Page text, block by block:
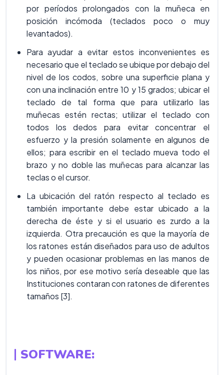
por períodos prolongados con la muñeca en
posición incómoda (teclados poco o muy
levantados).
Para ayudar a evitar estos inconvenientes es
necesario que el teclado se ubique por debajo del
nivel de los codos, sobre una superficie plana y
con una inclinación entre 10 y 15 grados; ubicar el
teclado de tal forma que para utilizarlo las
muñecas estén rectas; utilizar el teclado con
todos los dedos para evitar concentrar el
esfuerzo y la presión solamente en algunos de
ellos; para escribir en el teclado mueva todo el
brazo y no doble las muñecas para alcanzar las
teclas o el cursor.
La ubicación del ratón respecto al teclado es
también importante debe estar ubicado a la
derecha de éste y si el usuario es zurdo a la
izquierda. Otra precaución es que la mayoría de
los ratones están diseñados para uso de adultos
y pueden ocasionar problemas en las manos de
los niños, por ese motivo sería deseable que las
Instituciones contaran con ratones de diferentes
tamaños [3].
SOFTWARE: